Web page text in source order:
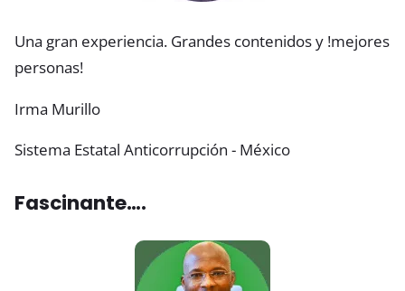
Una gran experiencia. Grandes contenidos y !mejores
personas!
Irma Murillo
Sistema Estatal Anticorrupción - México
Fascinante….